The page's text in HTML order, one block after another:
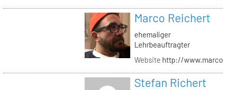
Marco Reichert
ehemaliger
Lehrbeauftragter
Website http://
Stefan Richert